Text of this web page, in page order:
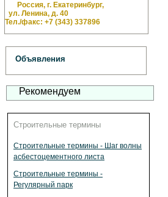
Россия, г. Екатеринбург,
ул. Ленина, д. 40
Тел./факс: +7 (343) 337896
Объявления
Рекомендуем
Строительные термины
Строительные термины - Шаг волны
асбестоцементного листа
Строительные термины -
Регулярный парк